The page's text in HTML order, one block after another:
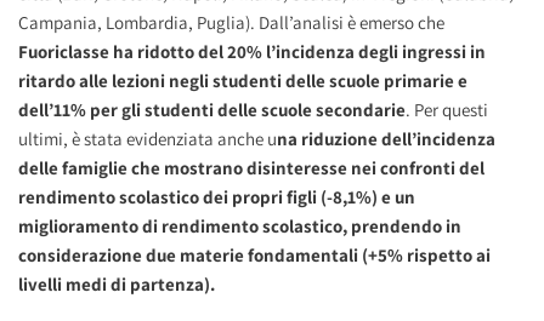
Campania, Lombardia, Puglia). Dall’analisi è emerso che
Fuoriclasse ha ridotto del 20% l’incidenza degli ingressi in
ritardo alle lezioni negli studenti delle scuole primarie e
dell’11% per gli studenti delle scuole secondarie. Per questi
ultimi, è stata evidenziata anche una riduzione dell’incidenza
delle famiglie che mostrano disinteresse nei confronti del
rendimento scolastico dei propri figli (-8,1%) e un
miglioramento di rendimento scolastico, prendendo in
considerazione due materie fondamentali (+5% rispetto ai
livelli medi di partenza).